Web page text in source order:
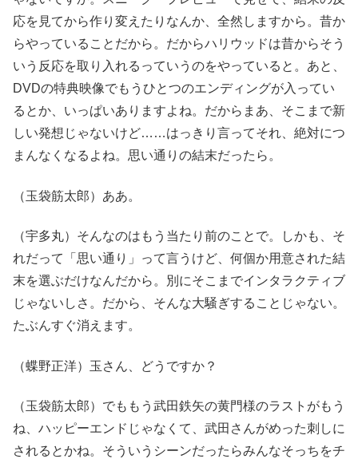
応を見てから作り変えたりなんか、全然しますから。昔か
らやっていることだから。だからハリウッドは昔からそう
いう反応を取り入れるっていうのをやっていると。あと、
DVDの特典映像でもうひとつのエンディングが入ってい
るとか、いっぱいありますよね。だからまあ、そこまで新
しい発想じゃないけど……はっきり言ってそれ、絶対につ
まんなくなるよね。思い通りの結末だったら。
（玉袋筋太郎）ああ。
（宇多丸）そんなのはもう当たり前のことで。しかも、そ
れだって「思い通り」って言うけど、何個か用意された結
末を選ぶだけなんだから。別にそこまでインタラクティブ
じゃないしさ。だから、そんな大騒ぎすることじゃない。
たぶんすぐ消えます。
（蝶野正洋）玉さん、どうですか？
（玉袋筋太郎）でももう武田鉄矢の黄門様のラストがもう
ね、ハッピーエンドじゃなくて、武田さんがめった刺しに
されるとかね。そういうシーンだったらみんなそっちをチ